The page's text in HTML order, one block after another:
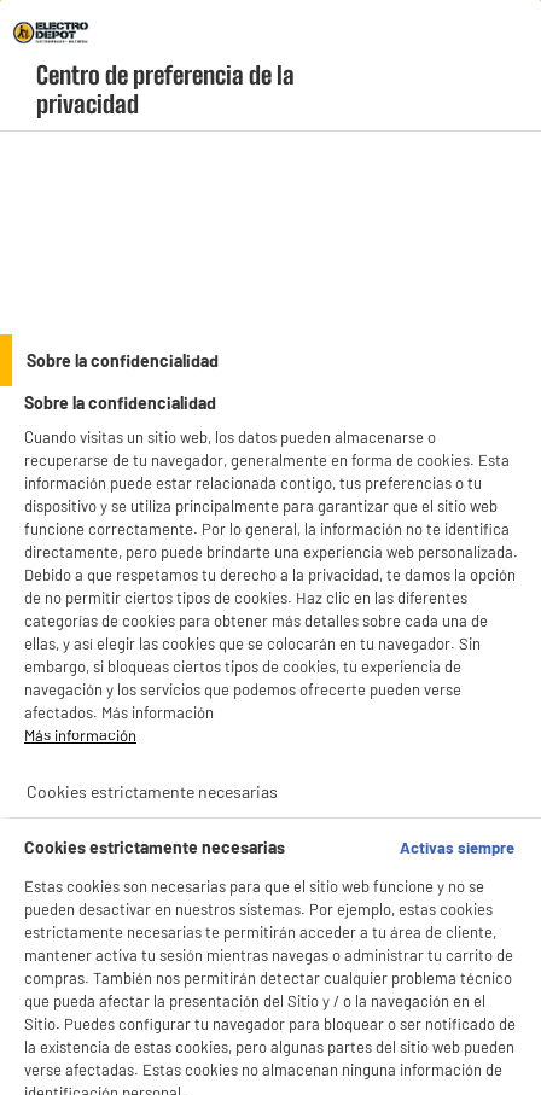
Menú
geolocation-header-icon-text
account
Rechazar todas
BIENVENIDO a ELECTRO
DEPOT
Con el fin de mejorar tu experiencia, y tras tu consentimiento, ELECTRO DEPOT
y sus socios utilizan cookies que procesan tus datos personales para:
- compartir contenido adaptado a tus preferencias
- ofrecer publicidad y comunicaciones personalizadas
- facilitar el intercambio de contenido en las redes sociales
- analizar el tráfico en nuestro sitio web Consulta la política de cookies.
Consulta la política de cookies.
Si aceptas, la experiencia será aún mejor. Si no acepta, se utilizarán cookies
Centro de preferencia de la
privacidad
Sobre la confidencialidad
Sobre la confidencialidad
Cuando visitas un sitio web, los datos pueden almacenarse o
recuperarse de tu navegador, generalmente en forma de cookies. Esta
información puede estar relacionada contigo, tus preferencias o tu
dispositivo y se utiliza principalmente para garantizar que el sitio web
funcione correctamente. Por lo general, la información no te identifica
directamente, pero puede brindarte una experiencia web personalizada.
Debido a que respetamos tu derecho a la privacidad, te damos la opción
de no permitir ciertos tipos de cookies. Haz clic en las diferentes
categorías de cookies para obtener más detalles sobre cada una de
ellas, y así elegir las cookies que se colocarán en tu navegador. Sin
embargo, si bloqueas ciertos tipos de cookies, tu experiencia de
navegación y los servicios que podemos ofrecerte pueden verse
afectados. Más información
Más información
Cookies estrictamente necesarias
Cookies estrictamente necesarias
Activas siempre
Estas cookies son necesarias para que el sitio web funcione y no se
pueden desactivar en nuestros sistemas. Por ejemplo, estas cookies
estrictamente necesarias te permitirán acceder a tu área de cliente,
mantener activa tu sesión mientras navegas o administrar tu carrito de
compras. También nos permitirán detectar cualquier problema técnico
que pueda afectar la presentación del Sitio y / o la navegación en el
Sitio. Puedes configurar tu navegador para bloquear o ser notificado de
la existencia de estas cookies, pero algunas partes del sitio web pueden
verse afectadas. Estas cookies no almacenan ninguna información de